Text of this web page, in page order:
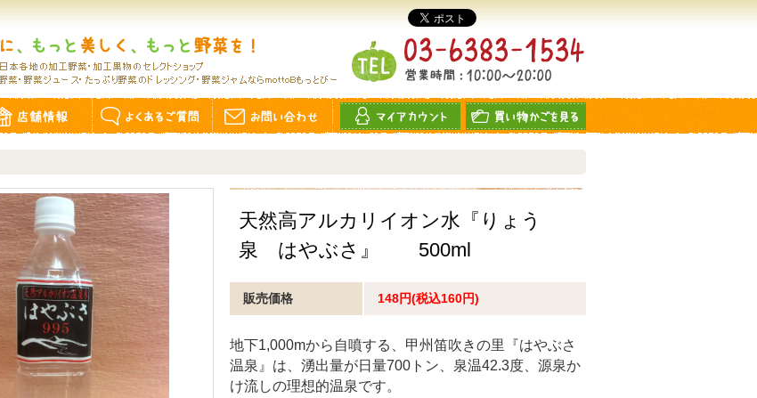
天然高アルカリイオン水『りょう
泉 はやぶさ』 500ml
販売価格 148円(税込160円)
地下1,000mから自噴する、甲州笛吹きの里『はやぶさ
温泉』は、湧出量が日量700トン、泉温42.3度、源泉か
け流しの理想的温泉です。